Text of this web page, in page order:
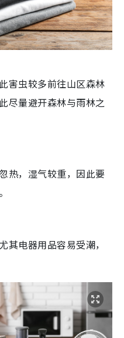
害虫较多前往山区森林
尽量避开森林与雨林之
热，湿气较重，因此要
其电器用品容易受潮，